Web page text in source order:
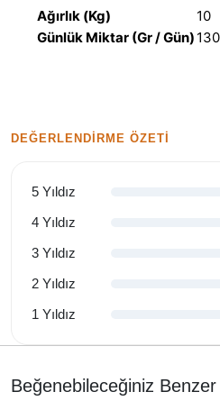
Ağırlık (Kg) 10
Günlük Miktar (Gr / Gün) 130
DEĞERLENDIRME ÖZETI
5 Yıldız
4 Yıldız
3 Yıldız
2 Yıldız
1 Yıldız
Beğenebileceğiniz